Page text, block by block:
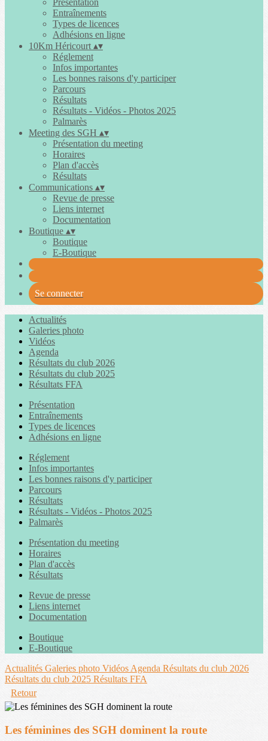
Présentation
Entraînements
Types de licences
Adhésions en ligne
10Km Héricourt ▴▾
Réglement
Infos importantes
Les bonnes raisons d'y participer
Parcours
Résultats
Résultats - Vidéos - Photos 2025
Palmarès
Meeting des SGH ▴▾
Présentation du meeting
Horaires
Plan d'accès
Résultats
Communications ▴▾
Revue de presse
Liens internet
Documentation
Boutique ▴▾
Boutique
E-Boutique
Se connecter
Actualités
Galeries photo
Vidéos
Agenda
Résultats du club 2026
Résultats du club 2025
Résultats FFA
Présentation
Entraînements
Types de licences
Adhésions en ligne
Réglement
Infos importantes
Les bonnes raisons d'y participer
Parcours
Résultats
Résultats - Vidéos - Photos 2025
Palmarès
Présentation du meeting
Horaires
Plan d'accès
Résultats
Revue de presse
Liens internet
Documentation
Boutique
E-Boutique
Actualités Galeries photo Vidéos Agenda Résultats du club 2026
Résultats du club 2025 Résultats FFA
Retour
Les féminines des SGH dominent la route